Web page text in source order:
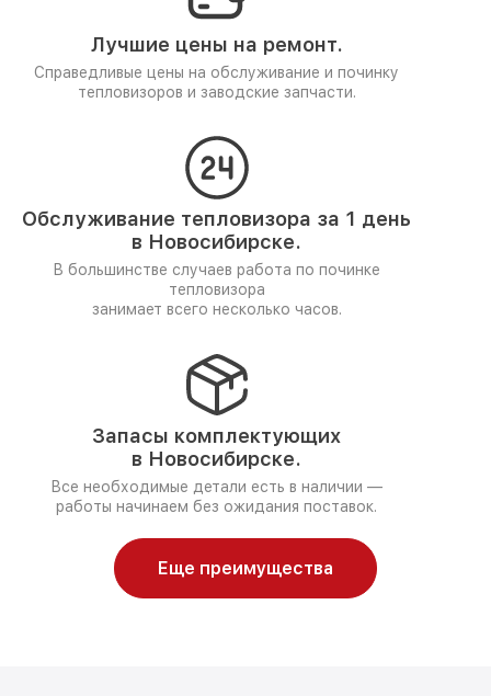
Лучшие цены на ремонт.
Справедливые цены на обслуживание и починку
тепловизоров и заводские запчасти.
Обслуживание тепловизора за 1 день
в Новосибирске.
В большинстве случаев работа по починке
тепловизора
занимает всего несколько часов.
Запасы комплектующих
в Новосибирске.
Все необходимые детали есть в наличии —
работы начинаем без ожидания поставок.
Еще преимущества